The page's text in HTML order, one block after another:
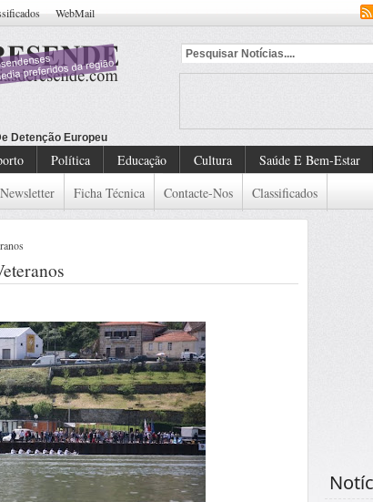
WebMail
Detenção Europeu
Política Educação Cultura Saúde E Bem-Estar
Newsletter Ficha Técnica Contacte-Nos Classificados